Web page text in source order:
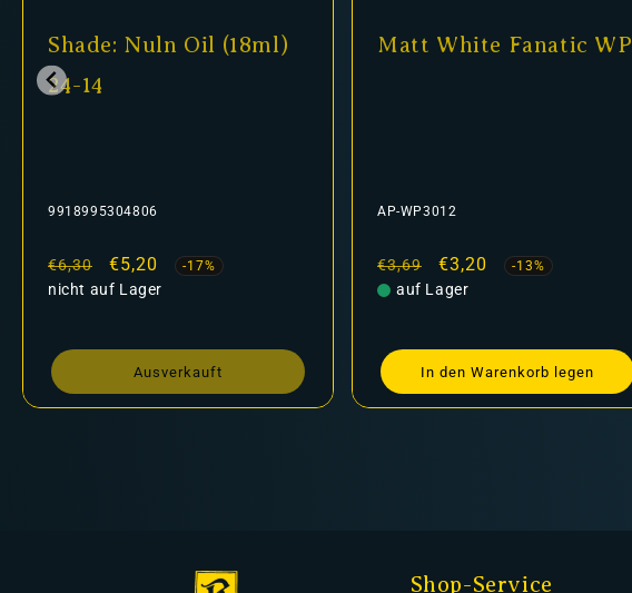
Shade: Nuln Oil (18ml)
24-14
9918995304806
Normaler
Preis
€6,30 Verkaufspreis
€5,20 -17%
nicht auf Lager
Ausverkauft
Matt White Fanatic WP
AP-WP3012
Normaler
Preis
€3,69 Verkaufspreis
€3,20 -13%
auf Lager
In den Warenkorb legen
Shop-Service